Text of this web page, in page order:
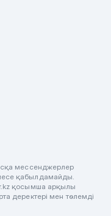
мессенджерлер
қабылдамайды.
қосымша арқылы
деректері мен төлемді